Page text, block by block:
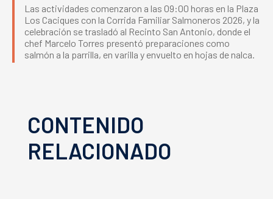
Las actividades comenzaron a las 09:00 horas en la Plaza
Los Caciques con la Corrida Familiar Salmoneros 2026, y la
celebración se trasladó al Recinto San Antonio, donde el
chef Marcelo Torres presentó preparaciones como
salmón a la parrilla, en varilla y envuelto en hojas de nalca.
CONTENIDO
RELACIONADO